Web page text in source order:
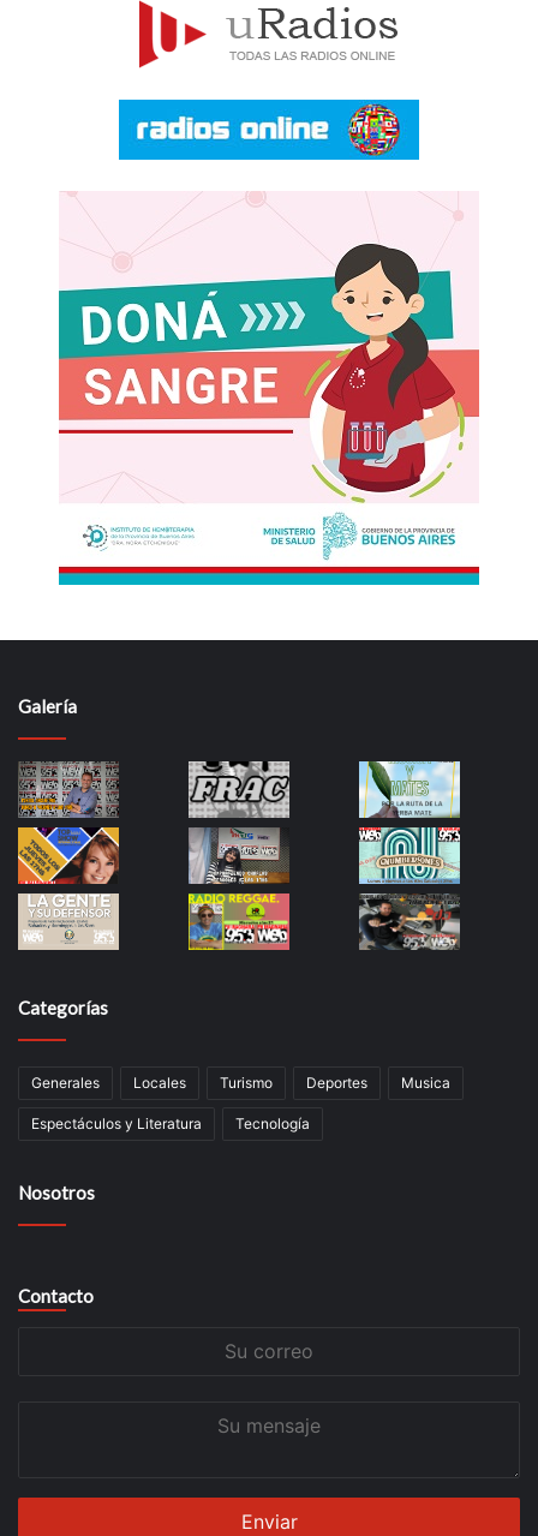
Galería
Categorías
Generales Locales Turismo Deportes Musica
Espectáculos y Literatura Tecnología
Nosotros
Contacto